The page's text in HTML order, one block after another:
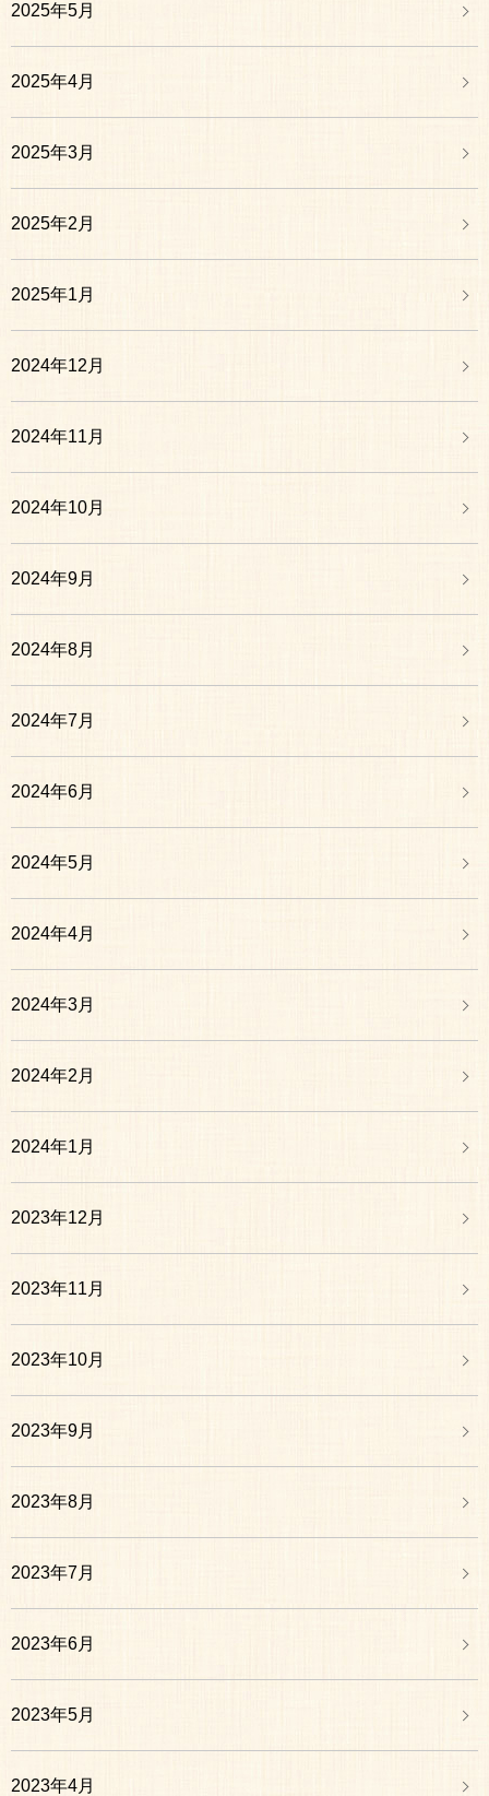
2025年5月
2025年4月
2025年3月
2025年2月
2025年1月
2024年12月
2024年11月
2024年10月
2024年9月
2024年8月
2024年7月
2024年6月
2024年5月
2024年4月
2024年3月
2024年2月
2024年1月
2023年12月
2023年11月
2023年10月
2023年9月
2023年8月
2023年7月
2023年6月
2023年5月
2023年4月